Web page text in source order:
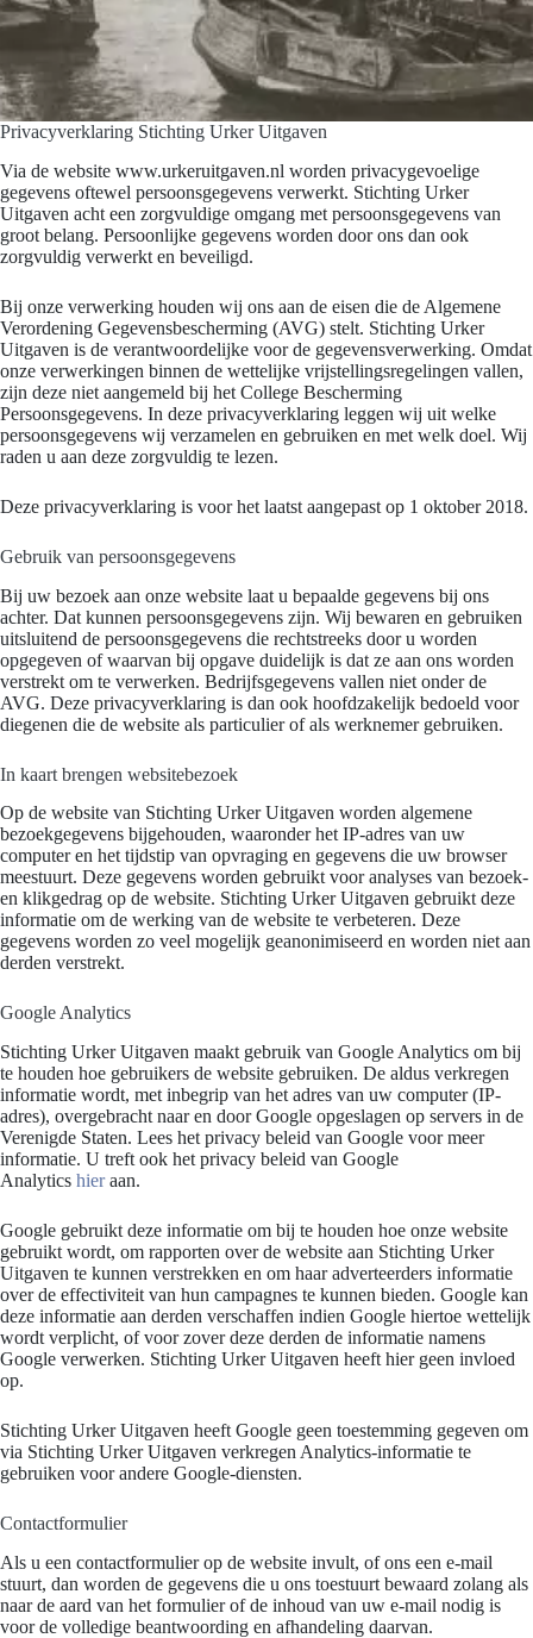
Privacyverklaring Stichting Urker Uitgaven
Via de website www.urkeruitgaven.nl worden privacygevoelige
gegevens oftewel persoonsgegevens verwerkt. Stichting Urker
Uitgaven acht een zorgvuldige omgang met persoonsgegevens van
groot belang. Persoonlijke gegevens worden door ons dan ook
zorgvuldig verwerkt en beveiligd.
Bij onze verwerking houden wij ons aan de eisen die de Algemene
Verordening Gegevensbescherming (AVG) stelt. Stichting Urker
Uitgaven is de verantwoordelijke voor de gegevensverwerking. Omdat
onze verwerkingen binnen de wettelijke vrijstellingsregelingen vallen,
zijn deze niet aangemeld bij het College Bescherming
Persoonsgegevens. In deze privacyverklaring leggen wij uit welke
persoonsgegevens wij verzamelen en gebruiken en met welk doel. Wij
raden u aan deze zorgvuldig te lezen.
Deze privacyverklaring is voor het laatst aangepast op 1 oktober 2018.
Gebruik van persoonsgegevens
Bij uw bezoek aan onze website laat u bepaalde gegevens bij ons
achter. Dat kunnen persoonsgegevens zijn. Wij bewaren en gebruiken
uitsluitend de persoonsgegevens die rechtstreeks door u worden
opgegeven of waarvan bij opgave duidelijk is dat ze aan ons worden
verstrekt om te verwerken. Bedrijfsgegevens vallen niet onder de
AVG. Deze privacyverklaring is dan ook hoofdzakelijk bedoeld voor
diegenen die de website als particulier of als werknemer gebruiken.
In kaart brengen websitebezoek
Op de website van Stichting Urker Uitgaven worden algemene
bezoekgegevens bijgehouden, waaronder het IP-adres van uw
computer en het tijdstip van opvraging en gegevens die uw browser
meestuurt. Deze gegevens worden gebruikt voor analyses van bezoek-
en klikgedrag op de website. Stichting Urker Uitgaven gebruikt deze
informatie om de werking van de website te verbeteren. Deze
gegevens worden zo veel mogelijk geanonimiseerd en worden niet aan
derden verstrekt.
Google Analytics
Stichting Urker Uitgaven maakt gebruik van Google Analytics om bij
te houden hoe gebruikers de website gebruiken. De aldus verkregen
informatie wordt, met inbegrip van het adres van uw computer (IP-
adres), overgebracht naar en door Google opgeslagen op servers in de
Verenigde Staten. Lees het privacy beleid van Google voor meer
informatie. U treft ook het privacy beleid van Google
Analytics hieraan.
Google gebruikt deze informatie om bij te houden hoe onze website
gebruikt wordt, om rapporten over de website aan Stichting Urker
Uitgaven te kunnen verstrekken en om haar adverteerders informatie
over de effectiviteit van hun campagnes te kunnen bieden. Google kan
deze informatie aan derden verschaffen indien Google hiertoe wettelijk
wordt verplicht, of voor zover deze derden de informatie namens
Google verwerken. Stichting Urker Uitgaven heeft hier geen invloed
op.
Stichting Urker Uitgaven heeft Google geen toestemming gegeven om
via Stichting Urker Uitgaven verkregen Analytics-informatie te
gebruiken voor andere Google-diensten.
Contactformulier
Als u een contactformulier op de website invult, of ons een e-mail
stuurt, dan worden de gegevens die u ons toestuurt bewaard zolang als
naar de aard van het formulier of de inhoud van uw e-mail nodig is
voor de volledige beantwoording en afhandeling daarvan.